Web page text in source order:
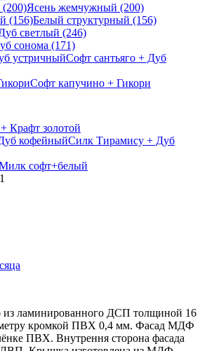
Ясень жемчужный (200)
Белый структурный (156)
светлый (246)
сонома (171)
Софт сантьяго + Дуб
Софт капучино + Гикори
Крафт золотой
Силк Тирамису + Дуб
софт+белый
из ламинированного ДСП толщиной 16
кромкой ПВХ 0,4 мм. Фасад МДФ
ПВХ. Внутрення сторона фасада